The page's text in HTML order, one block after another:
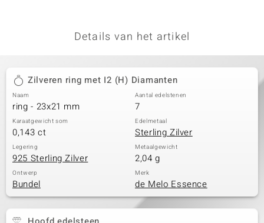
Details van het artikel
Zilveren ring met I2 (H) Diamanten
Naam
ring - 23x21 mm
Aantal edelstenen
7
Karaatgewicht som
0,143 ct
Edelmetaal
Sterling Zilver
Legering
925 Sterling Zilver
Metaalgewicht
2,04 g
Ontwerp
Bundel
Merk
de Melo Essence